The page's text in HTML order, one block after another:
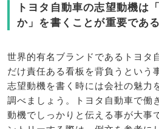
トヨタ自動車の志望動機は
か」を書くことが重要である
世界的有名ブランドであるトヨタ
だけ責任ある看板を背負うという
志望動機を書く時には会社の魅力
調べましょう。トヨタ自動車で働
動機でしっかりと伝える事が大事